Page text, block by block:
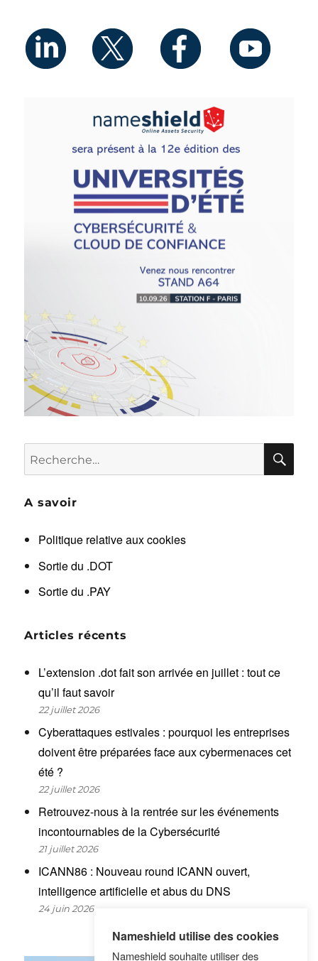
Recherche
pour :
A savoir
Politique relative aux cookies
Sortie du .DOT
Sortie du .PAY
Articles récents
L’extension .dot fait son arrivée en juillet : tout ce
qu’il faut savoir
22 juillet 2026
Cyberattaques estivales : pourquoi les entreprises
doivent être préparées face aux cybermenaces cet
été ?
22 juillet 2026
Retrouvez-nous à la rentrée sur les événements
incontournables de la Cybersécurité
21 juillet 2026
ICANN86 : Nouveau round ICANN ouvert,
intelligence artificielle et abus du DNS
24 juin 2026
Nameshield utilise des cookies
Nameshield souhaite utiliser des